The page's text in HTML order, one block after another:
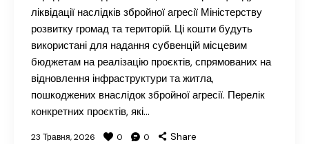
ліквідації наслідків збройної агресії Міністерству
розвитку громад та територій. Ці кошти будуть
використані для надання субвенцій місцевим
бюджетам на реалізацію проєктів, спрямованих на
відновлення інфраструктури та житла,
пошкоджених внаслідок збройної агресії. Перелік
конкретних проєктів, які…
23 Травня, 2026 0 0 Share